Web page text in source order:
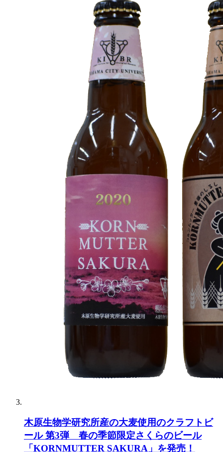
木原生物学研究所産の大麦使用のクラフトビ
ール 第3弾 春の季節限定さくらのビール
「KORNMUTTER SAKURA」を発売！